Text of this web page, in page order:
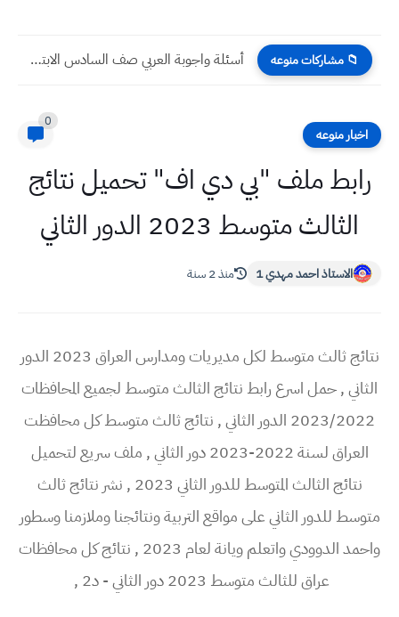
📁 مشاركات منوعه أسئلة واجوبة العربي صف السادس الابتدائي الدور التمهيدي 2024
اخبار منوعه
0
رابط ملف "بي دي اف" تحميل نتائج
الثالث متوسط 2023 الدور الثاني
الاستاذ احمد مهدي 1 منذ 2 سنة
نتائج ثالث متوسط لكل مديريات ومدارس العراق 2023 الدور
الثاني , حمل اسرع رابط نتائج الثالث متوسط لجميع المحافظات
2023/2022 الدور الثاني , نتائج ثالث متوسط كل محافظت
العراق لسنة 2022-2023 دور الثاني , ملف سريع لتحميل
نتائج الثالث المتوسط للدور الثاني 2023 , نشر نتائج ثالث
متوسط للدور الثاني على مواقع التربية ونتائجنا وملازمنا وسطور
واحمد الدوودي واتعلم ويانة لعام 2023 , نتائج كل محافظات
عراق للثالث متوسط 2023 دور الثاني - د2 ,